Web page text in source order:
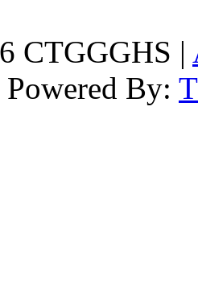
CTGGGHS |
Powered By: